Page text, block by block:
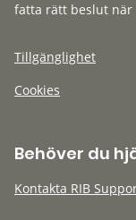
fatta rätt beslut när
Tillgänglighet
Cookies
Behöver du
Kontakta RIB